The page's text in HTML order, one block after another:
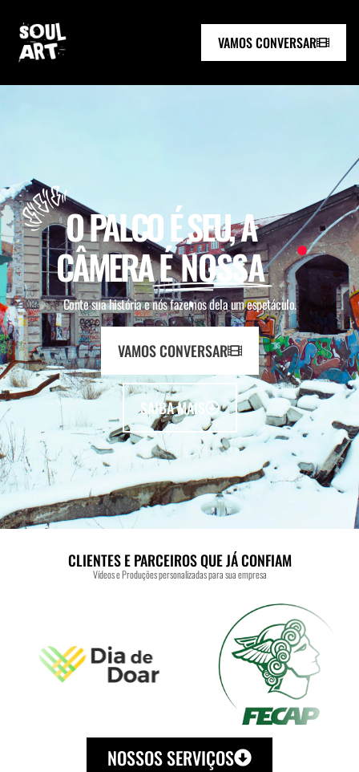
VAMOS CONVERSAR
O PALCO É SEU, A
CÂMERAÉ NOSSA
Conte sua história e nós fazemos dela um espetáculo.
VAMOS CONVERSAR
SAIBA MAIS
CLIENTES E PARCEIROS QUE JÁ CONFIAM
Vídeos e Produções personalizadas para sua empresa
NOSSOS SERVIÇOS